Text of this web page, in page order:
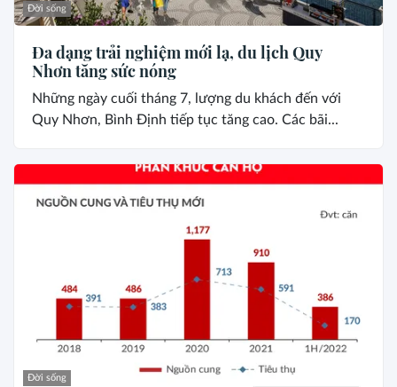
Đời sống
Đa dạng trải nghiệm mới lạ, du lịch Quy
Nhơn tăng sức nóng
Những ngày cuối tháng 7, lượng du khách đến với
Quy Nhơn, Bình Định tiếp tục tăng cao. Các bãi...
Đời sống